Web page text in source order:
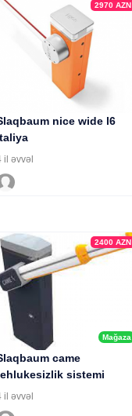
2970 AZN
nice wide l6
il əvvəl
Mağaza
2400 AZN
came
sistemi
il əvvəl